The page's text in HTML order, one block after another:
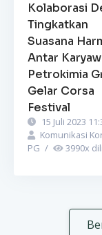
Kolaborasi
Tingkatkan
Suasana
Antar
Petrokimia
Gelar Corsa
Festival
15 Juli 2023
Komunikasi
PG / 3990x